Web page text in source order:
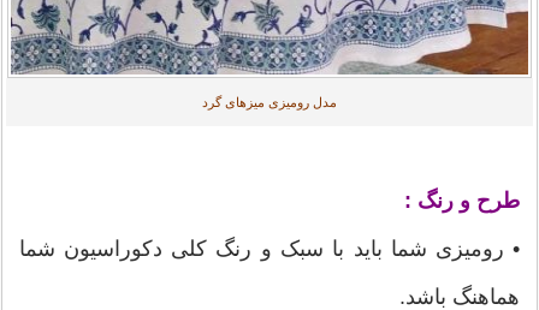
مدل رومیزی میزهای گرد
طرح و رنگ :
• رومیزی شما باید با سبک و رنگ کلی دکوراسیون شما
هماهنگ باشد.